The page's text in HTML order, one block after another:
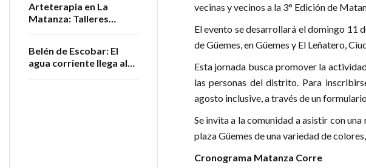
Arteterapia en La
Matanza: Talleres
Belén de Escobar: El
agua corriente llega al
vecinas y vecinos a la 3° Edición de
El evento se desarrollará el domingo 11
de Güemes, en Güemes y El Leñatero,
Esta jornada busca promover la
las personas del distrito. Para
agosto inclusive, a través de un
Se invita a la comunidad a asistir con
plaza Güemes de una variedad de
Cronograma Matanza Corre